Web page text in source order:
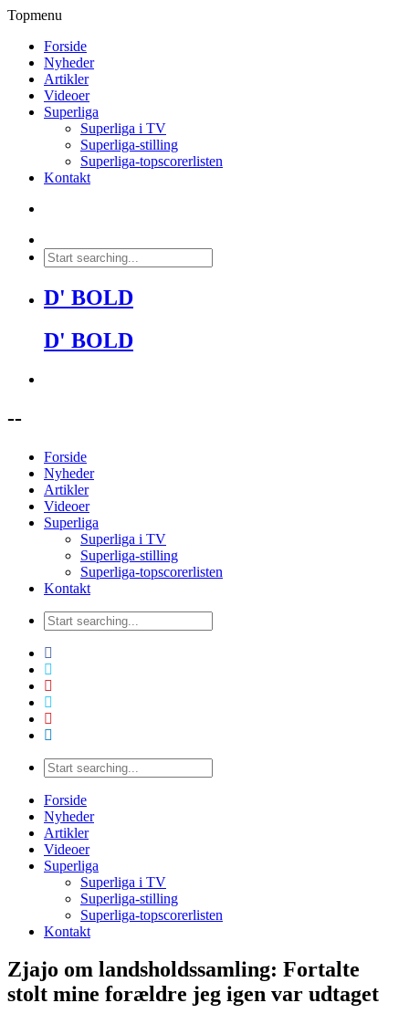
Topmenu
Forside
Nyheder
Artikler
Videoer
Superliga
Superliga i TV
Superliga-stilling
Superliga-topscorerlisten
Kontakt
D' BOLD
D' BOLD
--
Forside
Nyheder
Artikler
Videoer
Superliga
Superliga i TV
Superliga-stilling
Superliga-topscorerlisten
Kontakt
Forside
Nyheder
Artikler
Videoer
Superliga
Superliga i TV
Superliga-stilling
Superliga-topscorerlisten
Kontakt
Zjajo om landsholdssamling: Fortalte
stolt mine forældre jeg igen var udtaget